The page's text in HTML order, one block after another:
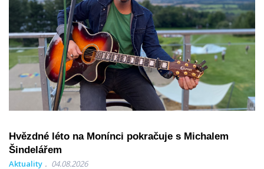
Hvězdné léto na Monínci pokračuje s Michalem
Šindelářem
Aktuality 04.08.2026